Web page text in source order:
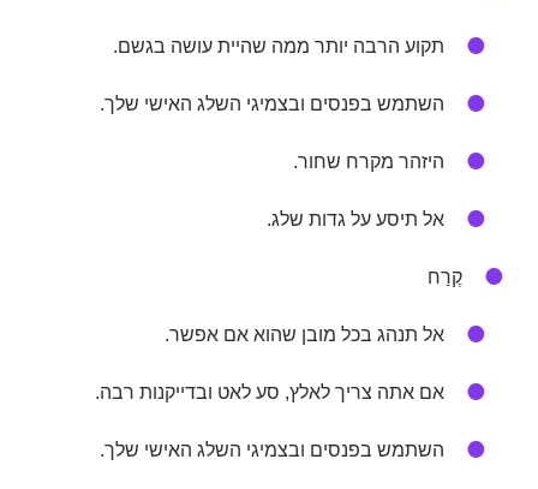
תקוע הרבה יותר ממה שהיית עושה בגשם.
השתמש בפנסים ובצמיגי השלג האישי שלך.
היזהר מקרח שחור.
אל תיסע על גדות שלג.
קֶרַח
אל תנהג בכל מובן שהוא אם אפשר.
אם אתה צריך לאלץ, סע ​​לאט ובדייקנות רבה.
השתמש בפנסים ובצמיגי השלג האישי שלך.